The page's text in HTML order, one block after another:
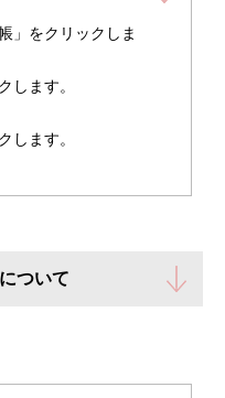
」をクリックしま
します。
します。
ついて